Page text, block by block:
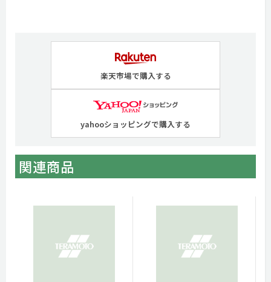
楽天市場で購入する
yahooショッピングで購入する
関連商品